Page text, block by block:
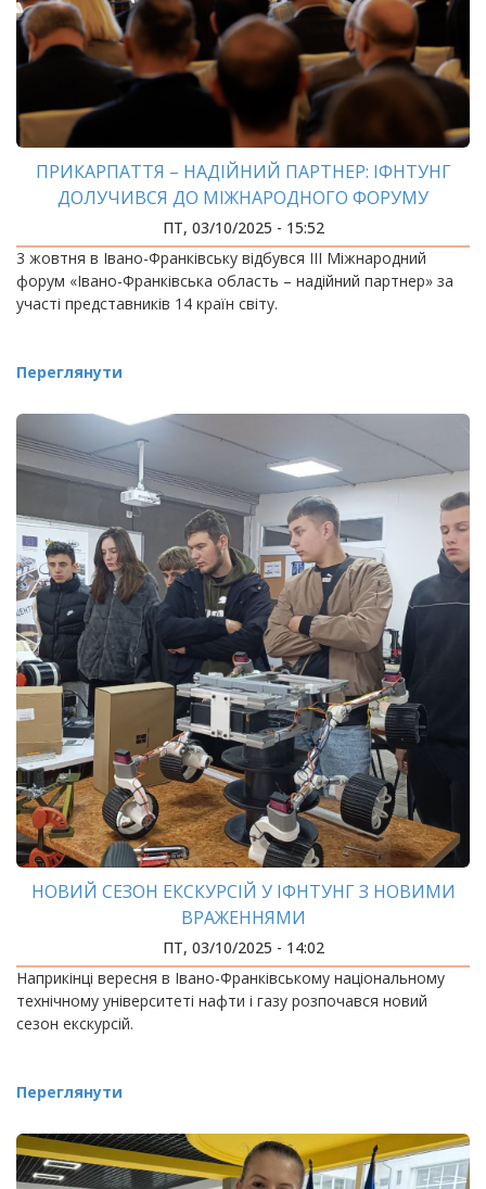
ПРИКАРПАТТЯ – НАДІЙНИЙ ПАРТНЕР: ІФНТУНГ
ДОЛУЧИВСЯ ДО МІЖНАРОДНОГО ФОРУМУ
ПТ, 03/10/2025 - 15:52
3 жовтня в Івано-Франківську відбувся ІІІ Міжнародний
форум «Івано-Франківська область – надійний партнер» за
участі представників 14 країн світу.
Переглянути
НОВИЙ СЕЗОН ЕКСКУРСІЙ У ІФНТУНГ З НОВИМИ
ВРАЖЕННЯМИ
ПТ, 03/10/2025 - 14:02
Наприкінці вересня в Івано-Франківському національному
технічному університеті нафти і газу розпочався новий
сезон екскурсій.
Переглянути